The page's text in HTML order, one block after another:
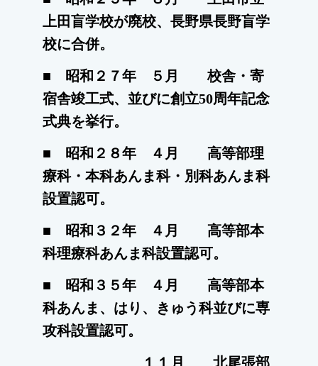
上田盲学校が廃校、長野県長野盲学
校に合併。
■ 昭和２７年 ５月校舎・寄
宿舎竣工式、並びに創立50周年記念
式典を挙行。
■ 昭和２８年 ４月 高等部理
療科・本科あんま科・別科あんま科
設置認可。
■ 昭和３２年 ４月 高等部本
科理療科あんま科設置認可。
■ 昭和３５年 ４月 高等部本
科あんま、はり、きゅう科並びに専
攻科設置認可。
１１月 北尾張部